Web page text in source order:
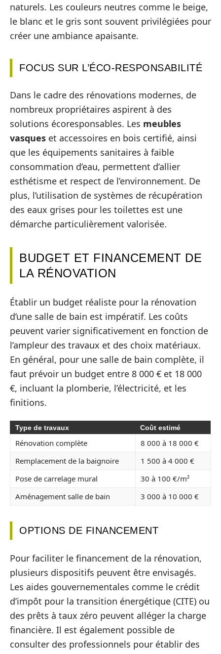
naturels. Les couleurs neutres comme le beige,
le blanc et le gris sont souvent privilégiées pour
créer une ambiance apaisante.
FOCUS SUR L’ÉCO-RESPONSABILITÉ
Dans le cadre des rénovations modernes, de
nombreux propriétaires aspirent à des
solutions écoresponsables. Les meubles
vasques et accessoires en bois certifié, ainsi
que les équipements sanitaires à faible
consommation d’eau, permettent d’allier
esthétisme et respect de l’environnement. De
plus, l’utilisation de systèmes de récupération
des eaux grises pour les toilettes est une
démarche particulièrement valorisée.
BUDGET ET FINANCEMENT DE
LA RÉNOVATION
Établir un budget réaliste pour la rénovation
d’une salle de bain est impératif. Les coûts
peuvent varier significativement en fonction de
l’ampleur des travaux et des choix matériaux.
En général, pour une salle de bain complète, il
faut prévoir un budget entre 8 000 € et 18 000
€, incluant la plomberie, l’électricité, et les
finitions.
Type de travaux Coût estimé
Rénovation complète
8 000 à 18 000 €
Remplacement de la baignoire
1 500 à 4 000 €
Pose de carrelage mural
30 à 100 €/m²
Aménagement salle de bain
3 000 à 10 000 €
OPTIONS DE FINANCEMENT
Pour faciliter le financement de la rénovation,
plusieurs dispositifs peuvent être envisagés.
Les aides gouvernementales comme le crédit
d’impôt pour la transition énergétique (CITE) ou
des prêts à taux zéro peuvent alléger la charge
financière. Il est également possible de
consulter des professionnels pour établir des